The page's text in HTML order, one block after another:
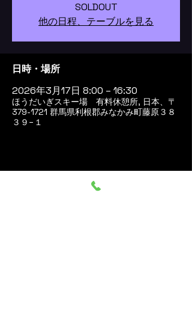
SOLDOUT
他の日程、テーブルを見る
日時・場所
2026年3月17日 8:00 – 16:30
ほうだいぎスキー場 有料休憩所, 日本、〒
379-1721 群馬県利根郡みなかみ町藤原３８
３９−１
このイベントをシェア